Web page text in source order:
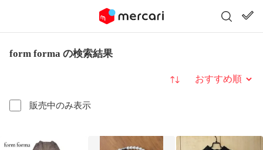
form forma の検索結果
販売中のみ表示
並び替え